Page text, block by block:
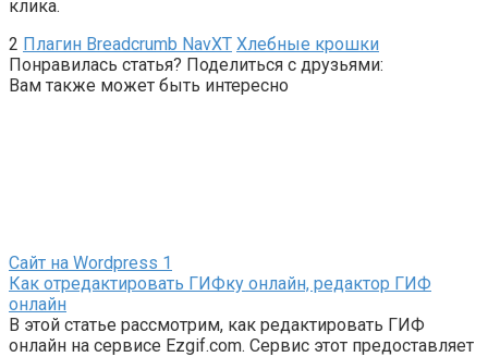
клика.
2 Плагин Breadcrumb NavXT Хлебные крошки
Понравилась статья? Поделиться с друзьями:
Вам также может быть интересно
Сайт на Wordpress 1
Как отредактировать ГИФку онлайн, редактор ГИФ
онлайн
В этой статье рассмотрим, как редактировать ГИФ
онлайн на сервисе Ezgif.com. Сервис этот предоставляет